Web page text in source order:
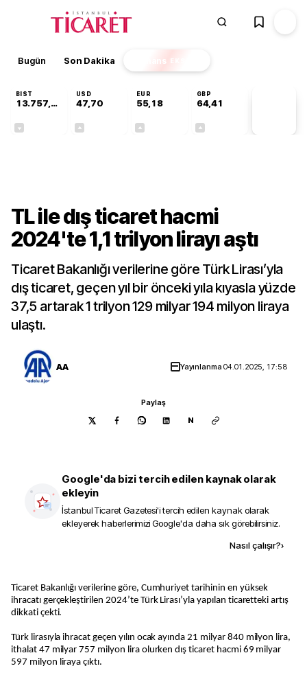
Bugün Son Dakika Finans EKSTRA
BIST
13.757,42
USD
47,70
EUR
55,18
GBP
64,41
TL ile dış ticaret hacmi
2024'te 1,1 trilyon lirayı aştı
Ticaret Bakanlığı verilerine göre Türk Lirası’yla
dış ticaret, geçen yıl bir önceki yıla kıyasla yüzde
37,5 artarak 1 trilyon 129 milyar 194 milyon liraya
ulaştı.
AA Yayınlanma04.01.2025, 17:58
Paylaş
N
Google'da bizi tercih edilen kaynak olarak
ekleyin
İstanbul Ticaret Gazetesi'i tercih edilen kaynak olarak
ekleyerek haberlerimizi Google'da daha sık görebilirsiniz.
Nasıl çalışır?›
Ticaret Bakanlığı verilerine göre, Cumhuriyet tarihinin en yüksek
ihracatı gerçekleştirilen 2024’te Türk Lirası’yla yapılan ticaretteki artış
dikkati çekti.
Türk lirasıyla ihracat geçen yılın ocak ayında 21 milyar 840 milyon lira,
ithalat 47 milyar 757 milyon lira olurken dış ticaret hacmi 69 milyar
597 milyon liraya çıktı.